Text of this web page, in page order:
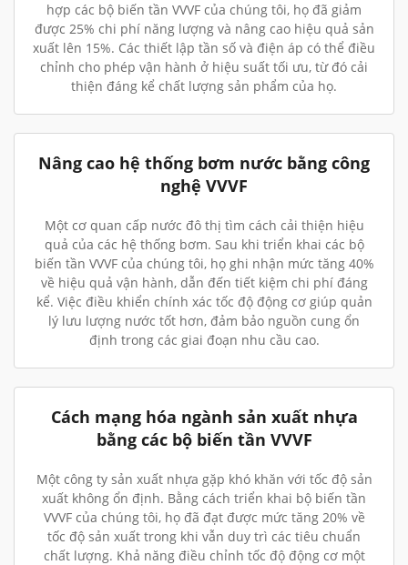
hợp các bộ biến tần VVVF của chúng tôi, họ đã giảm
được 25% chi phí năng lượng và nâng cao hiệu quả sản
xuất lên 15%. Các thiết lập tần số và điện áp có thể điều
chỉnh cho phép vận hành ở hiệu suất tối ưu, từ đó cải
thiện đáng kể chất lượng sản phẩm của họ.
Nâng cao hệ thống bơm nước bằng công
nghệ VVVF
Một cơ quan cấp nước đô thị tìm cách cải thiện hiệu
quả của các hệ thống bơm. Sau khi triển khai các bộ
biến tần VVVF của chúng tôi, họ ghi nhận mức tăng 40%
về hiệu quả vận hành, dẫn đến tiết kiệm chi phí đáng
kể. Việc điều khiển chính xác tốc độ động cơ giúp quản
lý lưu lượng nước tốt hơn, đảm bảo nguồn cung ổn
định trong các giai đoạn nhu cầu cao.
Cách mạng hóa ngành sản xuất nhựa
bằng các bộ biến tần VVVF
Một công ty sản xuất nhựa gặp khó khăn với tốc độ sản
xuất không ổn định. Bằng cách triển khai bộ biến tần
VVVF của chúng tôi, họ đã đạt được mức tăng 20% về
tốc độ sản xuất trong khi vẫn duy trì các tiêu chuẩn
chất lượng. Khả năng điều chỉnh tốc độ động cơ một